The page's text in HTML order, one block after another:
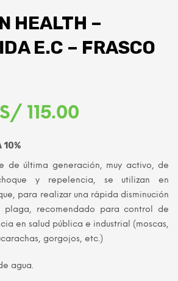
HEALTH –
E.C – FRASCO
El
135.00.
S/ 115.00
actual
es:
S/ 115.00.
10%
de última generación, muy activo, de
y repelencia, se utilizan en
para realizar una rápida disminución
recomendado para control de
en salud pública e industrial (moscas,
gorgojos, etc.)
agua.